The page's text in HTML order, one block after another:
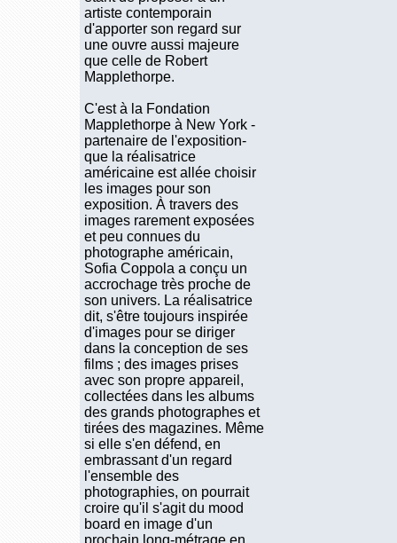
artiste contemporain
d'apporter son regard sur
une ouvre aussi majeure
que celle de Robert
Mapplethorpe.
C'est à la Fondation
Mapplethorpe à New York -
partenaire de l'exposition-
que la réalisatrice
américaine est allée choisir
les images pour son
exposition. À travers des
images rarement exposées
et peu connues du
photographe américain,
Sofia Coppola a conçu un
accrochage très proche de
son univers. La réalisatrice
dit, s'être toujours inspirée
d'images pour se diriger
dans la conception de ses
films ; des images prises
avec son propre appareil,
collectées dans les albums
des grands photographes et
tirées des magazines. Même
si elle s'en défend, en
embrassant d'un regard
l'ensemble des
photographies, on pourrait
croire qu'il s'agit du mood
board en image d'un